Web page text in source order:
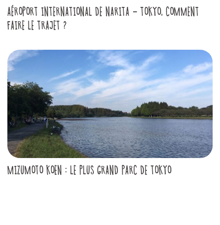
AÉROPORT INTERNATIONAL DE NARITA - TOKYO, COMMENT
FAIRE LE TRAJET ?
MIZUMOTO KOEN : LE PLUS GRAND PARC DE TOKYO